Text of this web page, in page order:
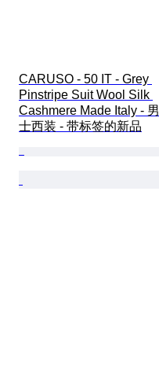
CARUSO - 50 IT - Grey
Pinstripe Suit Wool Silk
Cashmere Made Italy - 男
士西装 - 带标签的新品